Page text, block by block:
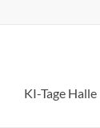
KI-Tage Halle